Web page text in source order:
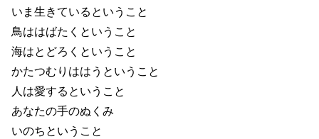
いま生きているということ
鳥ははばたくということ
海はとどろくということ
かたつむりははうということ
人は愛するということ
あなたの手のぬくみ
いのちということ